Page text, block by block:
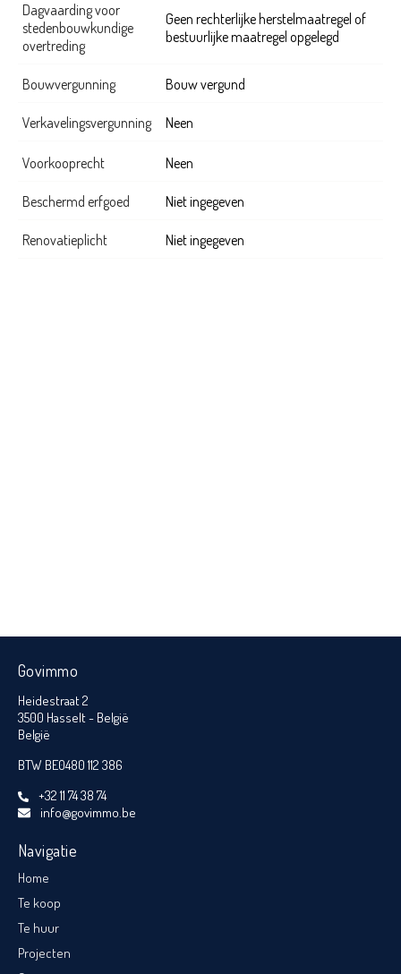
Dagvaarding voor
stedenbouwkundige
overtreding
Geen rechterlijke herstelmaatregel of
bestuurlijke maatregel opgelegd
Bouwvergunning Bouw vergund
Verkavelingsvergunning Neen
Voorkooprecht Neen
Beschermd erfgoed Niet ingegeven
Renovatieplicht Niet ingegeven
Govimmo
Heidestraat 2
3500 Hasselt - België
België
BTW BE0480 112 386
+32 11 74 38 74
info@govimmo.be
Navigatie
Home
Te koop
Te huur
Projecten